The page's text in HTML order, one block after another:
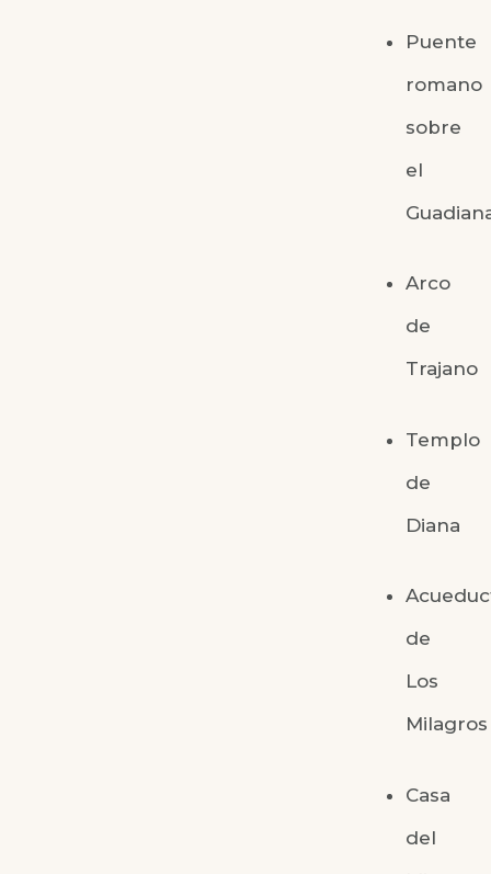
Puente
romano
sobre
el
Arco
de
Trajano
Templo
de
Diana
de
Los
Milagros
Casa
del